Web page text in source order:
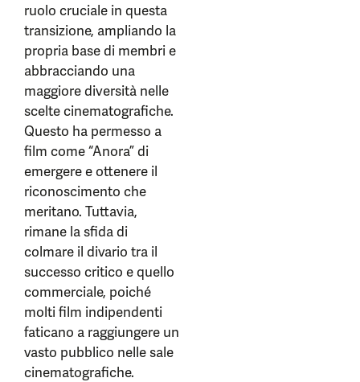
ruolo cruciale in questa
transizione, ampliando la
propria base di membri e
abbracciando una
maggiore diversità nelle
scelte cinematografiche.
Questo ha permesso a
film come “Anora” di
emergere e ottenere il
riconoscimento che
meritano. Tuttavia,
rimane la sfida di
colmare il divario tra il
successo critico e quello
commerciale, poiché
molti film indipendenti
faticano a raggiungere un
vasto pubblico nelle sale
cinematografiche.